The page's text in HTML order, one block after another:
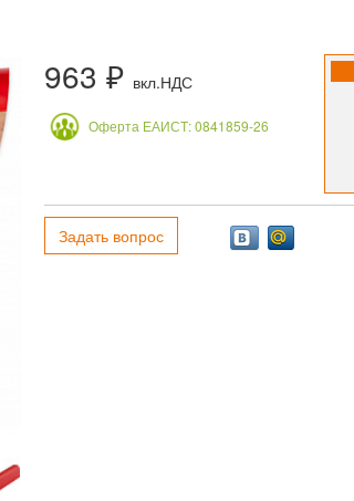
963 ₽ вкл.НДС
Оферта ЕАИСТ: 0841859-26
Задать вопрос